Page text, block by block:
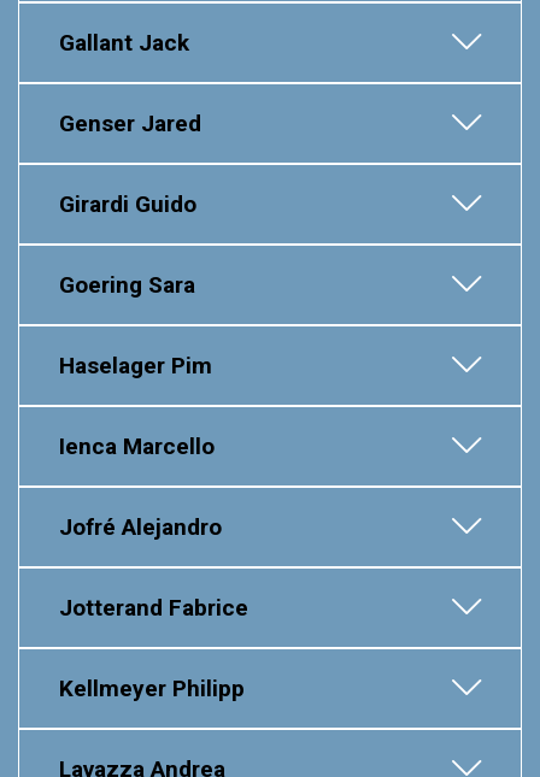
Gallant Jack
Genser Jared
Girardi Guido
Goering Sara
Haselager Pim
Ienca Marcello
Jofré Alejandro
Jotterand Fabrice
Kellmeyer Philipp
Lavazza Andrea